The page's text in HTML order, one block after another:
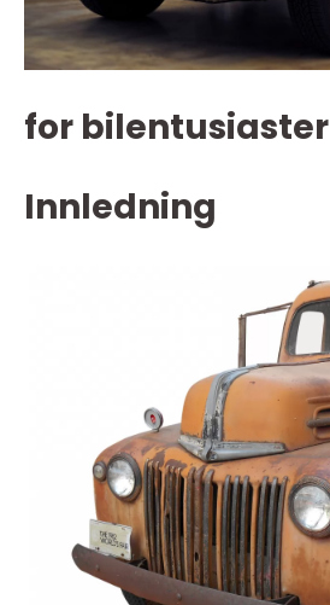
for bilentusiaster
Innledning